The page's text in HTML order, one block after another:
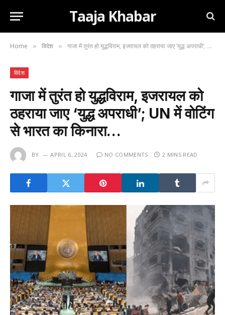
Taaja Khabar
Home » विदेश » गाजा में तुरंत हो युद्धविराम, इजरायल को ठहराया जाए ‘युद्ध अपराधी’; UN में वोटिंग से भारत का किनारा…
विदेश
गाजा में तुरंत हो युद्धविराम, इजरायल को
ठहराया जाए ‘युद्ध अपराधी’; UN में वोटिंग
से भारत का किनारा…
BY APRIL 6, 2024 NO COMMENTS 2 MINS READ